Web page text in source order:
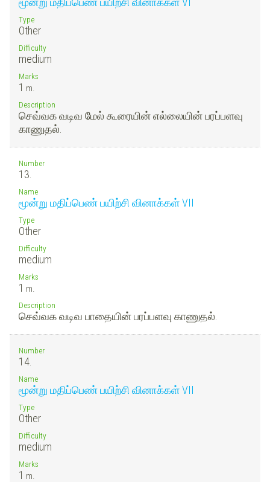
Type
Other
Difficulty
medium
Marks
1 m.
Description
செவ்வக வடிவ மேல் கூரையின் எல்லையின் பரப்பளவு
காணுதல்.
Number
13.
Name
மூன்று மதிப்பெண் பயிற்சி வினாக்கள் VII
Type
Other
Difficulty
medium
Marks
1 m.
Description
செவ்வக வடிவ பாதையின் பரப்பளவு காணுதல்.
Number
14.
Name
மூன்று மதிப்பெண் பயிற்சி வினாக்கள் VII
Type
Other
Difficulty
medium
Marks
1 m.